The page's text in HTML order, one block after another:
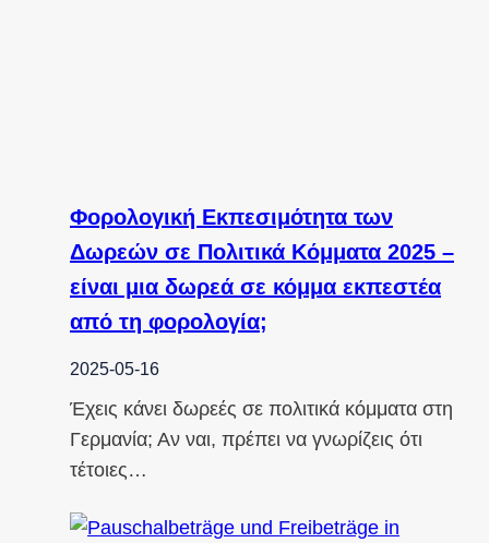
Φορολογική Εκπεσιμότητα των
Δωρεών σε Πολιτικά Κόμματα 2025 –
είναι μια δωρεά σε κόμμα εκπεστέα
από τη φορολογία;
2025-05-16
Έχεις κάνει δωρεές σε πολιτικά κόμματα στη
Γερμανία; Αν ναι, πρέπει να γνωρίζεις ότι
τέτοιες…